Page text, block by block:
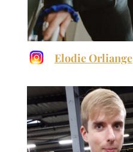
Elodie Orliange